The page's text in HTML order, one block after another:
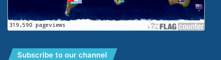
Subscribe to our channel